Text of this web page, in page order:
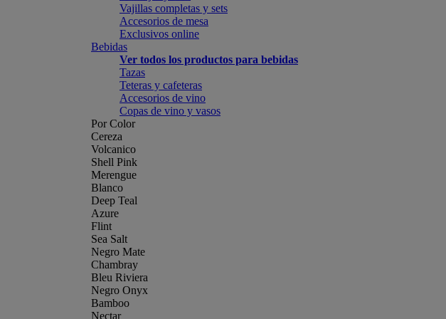
Vajillas completas y sets
Accesorios de mesa
Exclusivos online
Bebidas
Ver todos los productos para bebidas
Tazas
Teteras y cafeteras
Accesorios de vino
Copas de vino y vasos
Por Color
Cereza
Volcanico
Shell Pink
Merengue
Blanco
Deep Teal
Azure
Flint
Sea Salt
Negro Mate
Chambray
Bleu Riviera
Negro Onyx
Bamboo
Nectar